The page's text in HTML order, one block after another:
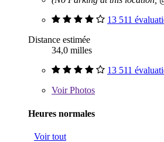
13 511
Distance estimée
34,0 milles
13 511
VoirPhotos
Heures normales
Voir tout